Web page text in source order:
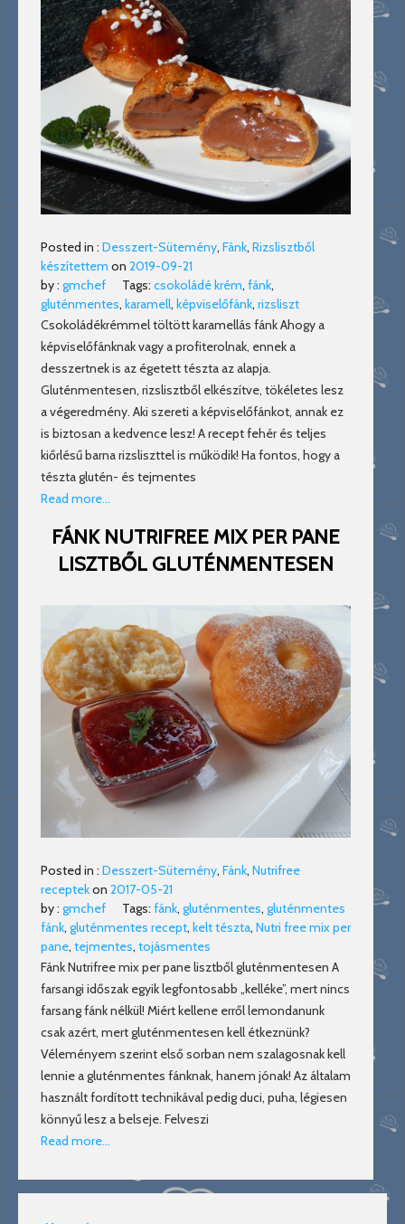
Posted in : Desszert-Sütemény, Fánk, Rizslisztből
készítettem on 2019-09-21
by : gmchef Tags: csokoládé krém, fánk,
gluténmentes, karamell, képviselőfánk, rizsliszt
Csokoládékrémmel töltött karamellás fánk Ahogy a
képviselőfánknak vagy a profiterolnak, ennek a
desszertnek is az égetett tészta az alapja.
Gluténmentesen, rizslisztből elkészítve, tökéletes lesz
a végeredmény. Aki szereti a képviselőfánkot, annak ez
is biztosan a kedvence lesz! A recept fehér és teljes
kiőrlésű barna rizsliszttel is működik! Ha fontos, hogy a
tészta glutén- és tejmentes
Read more…
FÁNK NUTRIFREE MIX PER PANE
LISZTBŐL GLUTÉNMENTESEN
Posted in : Desszert-Sütemény, Fánk, Nutrifree
receptekon 2017-05-21
by : gmchef Tags: fánk, gluténmentes, gluténmentes
fánk, gluténmentes recept, kelt tészta, Nutri free mix per
pane, tejmentes, tojásmentes
Fánk Nutrifree mix per pane lisztből gluténmentesen A
farsangi időszak egyik legfontosabb „kelléke”, mert nincs
farsang fánk nélkül! Miért kellene erről lemondanunk
csak azért, mert gluténmentesen kell étkeznünk?
Véleményem szerint első sorban nem szalagosnak kell
lennie a gluténmentes fánknak, hanem jónak! Az általam
használt fordított technikával pedig duci, puha, légiesen
könnyű lesz a belseje. Felveszi
Read more…